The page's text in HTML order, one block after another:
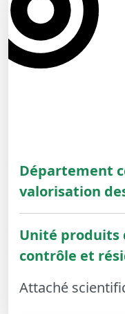
Département
valorisation
Unité produits
contrôle et
Attaché